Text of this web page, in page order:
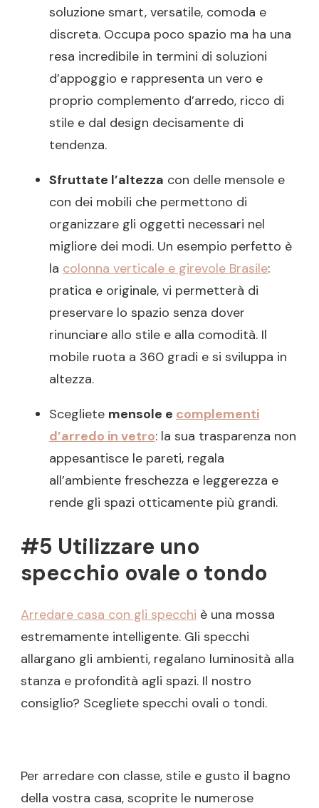
soluzione smart, versatile, comoda e
discreta. Occupa poco spazio ma ha una
resa incredibile in termini di soluzioni
d’appoggio e rappresenta un vero e
proprio complemento d’arredo, ricco di
stile e dal design decisamente di
tendenza.
Sfruttate l’altezza con delle mensole e
con dei mobili che permettono di
organizzare gli oggetti necessari nel
migliore dei modi. Un esempio perfetto è
la colonna verticale e girevole Brasile:
pratica e originale, vi permetterà di
preservare lo spazio senza dover
rinunciare allo stile e alla comodità. Il
mobile ruota a 360 gradi e si sviluppa in
altezza.
Scegliete mensole e complementi
d’arredo in vetro: la sua trasparenza non
appesantisce le pareti, regala
all’ambiente freschezza e leggerezza e
rende gli spazi otticamente più grandi.
#5 Utilizzare uno
specchio ovale o tondo
Arredare casa con gli specchi è una mossa
estremamente intelligente. Gli specchi
allargano gli ambienti, regalano luminosità alla
stanza e profondità agli spazi. Il nostro
consiglio? Scegliete specchi ovali o tondi.
Per arredare con classe, stile e gusto il bagno
della vostra casa, scoprite le numerose